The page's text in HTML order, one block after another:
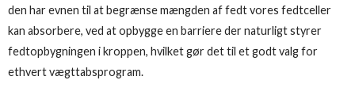
den har evnen til at begrænse mængden af ​​fedt vores fedtceller
kan absorbere, ved at opbygge en barriere der naturligt styrer
fedtopbygningen i kroppen, hvilket gør det til et godt valg for
ethvert vægttabsprogram.